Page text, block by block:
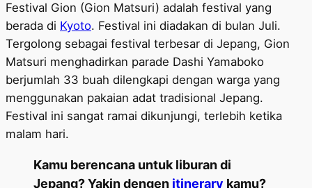
Festival Gion (Gion Matsuri) adalah festival yang
berada di Kyoto. Festival ini diadakan di bulan Juli.
Tergolong sebagai festival terbesar di Jepang, Gion
Matsuri menghadirkan parade Dashi Yamaboko
berjumlah 33 buah dilengkapi dengan warga yang
menggunakan pakaian adat tradisional Jepang.
Festival ini sangat ramai dikunjungi, terlebih ketika
malam hari.
Kamu berencana untuk liburan di
Jepang? Yakin dengen itinerary kamu?